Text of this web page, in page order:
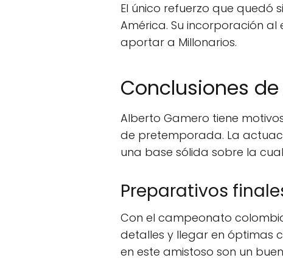
El único refuerzo que quedó
América. Su incorporación
aportar a Millonarios.
Conclusiones
Alberto Gamero tiene
de pretemporada. La
una base sólida sobre la
Preparativos
Con el campeonato
detalles y llegar en óptimas
en este amistoso son un